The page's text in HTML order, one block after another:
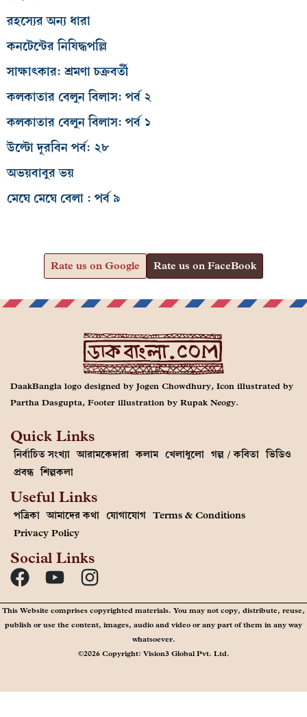
রহস্যের অন্য ধারা
কনটেন্টের নিষিদ্ধপল্লি
সাক্ষাৎকার: শ্রমণা চক্রবর্তী
কলকাতার বেলুন বিলাস: পর্ব ২
কলকাতার বেলুন বিলাস: পর্ব ১
উল্টো দূরবিন পর্ব: ২৮
অভয়বাবুর ভয়
মেঘে মেঘে বেলা : পর্ব ৯
Rate us on Google Rate us on FaceBook
DaakBangla logo designed by Jogen Chowdhury, Icon illustrated by
Partha Dasgupta, Footer illustration by Rupak Neogy.
Quick Links
নির্বাচিত সংখ্যা আরামকেদারা কলাম খেলাধুলো গল্প / কবিতা ভিডিও
প্রবন্ধ শিল্পকলা
Useful Links
পত্রিকা আমাদের কথা যোগাযোগ Terms & Conditions
Privacy Policy
Social Links
This Website comprises copyrighted materials. You may not copy, distribute, reuse,
publish or use the content, images, audio and video or any part of them in any way
whatsoever.
©2026 Copyright: Vision3 Global Pvt. Ltd.